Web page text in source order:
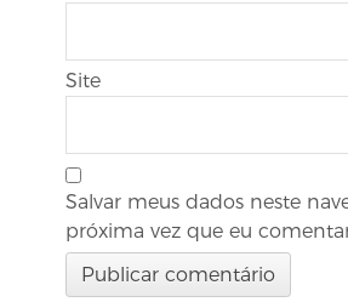
Site
Salvar meus dados neste
próxima vez que eu